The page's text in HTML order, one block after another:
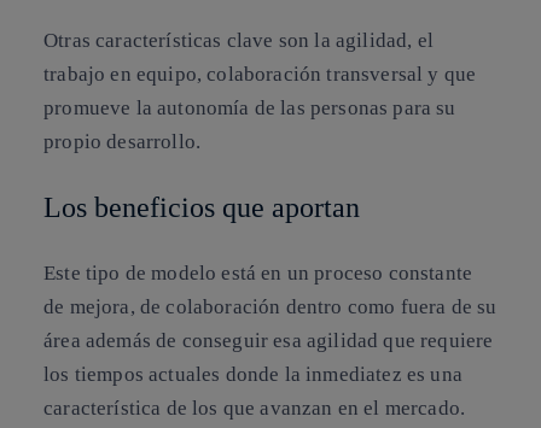
Otras características clave son la agilidad, el
trabajo en equipo,colaboración transversal y que
promueve laautonomía de las personas para su
propio desarrollo.
Los beneficios que aportan
Este tipo de modelo está en un proceso constante
de mejora, de colaboración dentro como fuera de su
área además de conseguir esa agilidad que requiere
los tiempos actuales donde la inmediatez es una
característica de los que avanzan en el mercado.